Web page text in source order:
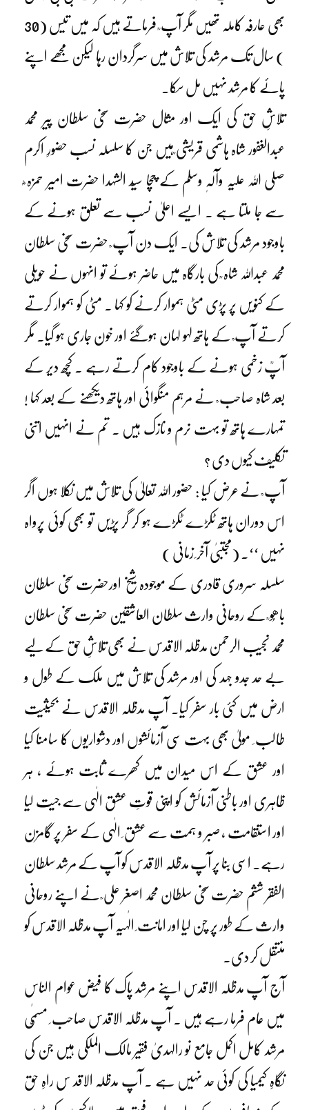
بھی عارفہ کاملہ تھیں مگر آپ ؒ فرماتے ہیں کہ میں تیس (30
) سال تک مرشد کی تلاش میں سرگردان رہا لیکن مجھے اپنے
پائے کا مرشد نہیں مل سکا۔
تلاشِ حق کی ایک اور مثال حضرت سخی سلطان پیر محمد
عبدالغفور شاہ ہاشمی قریشی ؒہیں جن کا سلسلہ نسب حضورِ اکرم
صلی اللہ علیہ وآلہٖ وسلم کے چچا سیّد الشہدا حضرت امیر حمزہ ؓ
سے جا ملتا ہے ۔ ایسے اعلیٰ نسب سے تعلق ہونے کے
باوجود مرشد کی تلاش کی۔ ایک دن آپ ؒ حضرت سخی سلطان
محمد عبداللہ شاہ ؒ کی بارگاہ میں حاضر ہوئے تو انہوں نے حویلی
کے کنویں پر پڑی مٹی ہموار کرنے کو کہا ۔ مٹی کو ہموار کرتے
کرتے آپ ؒ کے ہاتھ لہو لہان ہوگئے اور خون جاری ہو گیا۔ مگر
آپؒ زخمی ہونے کے باوجود کام کرتے رہے ۔ کچھ دیر کے
بعد شاہ صاحب ؒ نے مرہم منگوائی اور ہاتھ دیکھنے کے بعد کہا !
تمہارے ہاتھ تو بہت نرم و نازک ہیں ۔ تم نے انہیں اتنی
تکلیف کیوں دی ؟
آپ ؒ نے عرض کیا : حضور اللہ تعالیٰ کی تلاش میں نکلا ہوں اگر
اس دوران ہاتھ ٹکڑے ٹکڑے ہو کر گر پڑیں تو بھی کوئی پرواہ
نہیں ‘‘۔ (مجتبیٰ آخر ِ زمانی )
سلسلہ سروری قادری کے موجودہ شیخ اورحضرت سخی سلطان
باھُو ؒ کے روحانی وارث سلطان العاشقین حضرت سخی سلطان
محمد نجیب الرحمن مدظلہ الاقدس نے بھی تلاشِ حق کے لیے
بے حد جدو جہد کی اور مرشد کی تلاش میں ملک کے طول و
ارض میں کئی بار سفر کیا۔ آپ مدظلہ الاقدس نے بحیثیت
طالب ِ مولیٰ بھی بہت سی آزمائشوں اور دشواریوں کا سامنا کیا
اور عشق کے اس میدان میں کھرے ثابت ہوئے ، ہر
ظاہری اور باطنی آزمائش کو اپنی قوتِ عشق الٰہی سے جیت لیا
اور استقامت ، صبر و ہمت سے عشق ِ الٰہی کے سفر پر گامزن
رہے۔ اسی بنا پر آپ مدظلہ الاقدس کو آپ کے مرشد سلطان
الفقر ششم حضرت سخی سلطان محمد اصغر علی ؒ نے اپنے روحانی
وارث کے طور پر چن لیا اور امانت ِ الٰہیہ آپ مدظلہ الاقدس کو
منتقل کر دی۔
آج آپ مدظلہ الاقدس اپنے مرشد پاک کا فیض عوام الناس
میں عام فرما رہے ہیں ۔ آپ مدظلہ الاقدس صاحب ِ مسمّٰی
مرشد کامل اکمل جامع نو رالہدیٰ فقیر مالک الملکی ہیں جن کی
نگاہِ کیمیا کی کوئی حد نہیں ہے ۔ آپ مدظلہ الاقد س راہِ حق